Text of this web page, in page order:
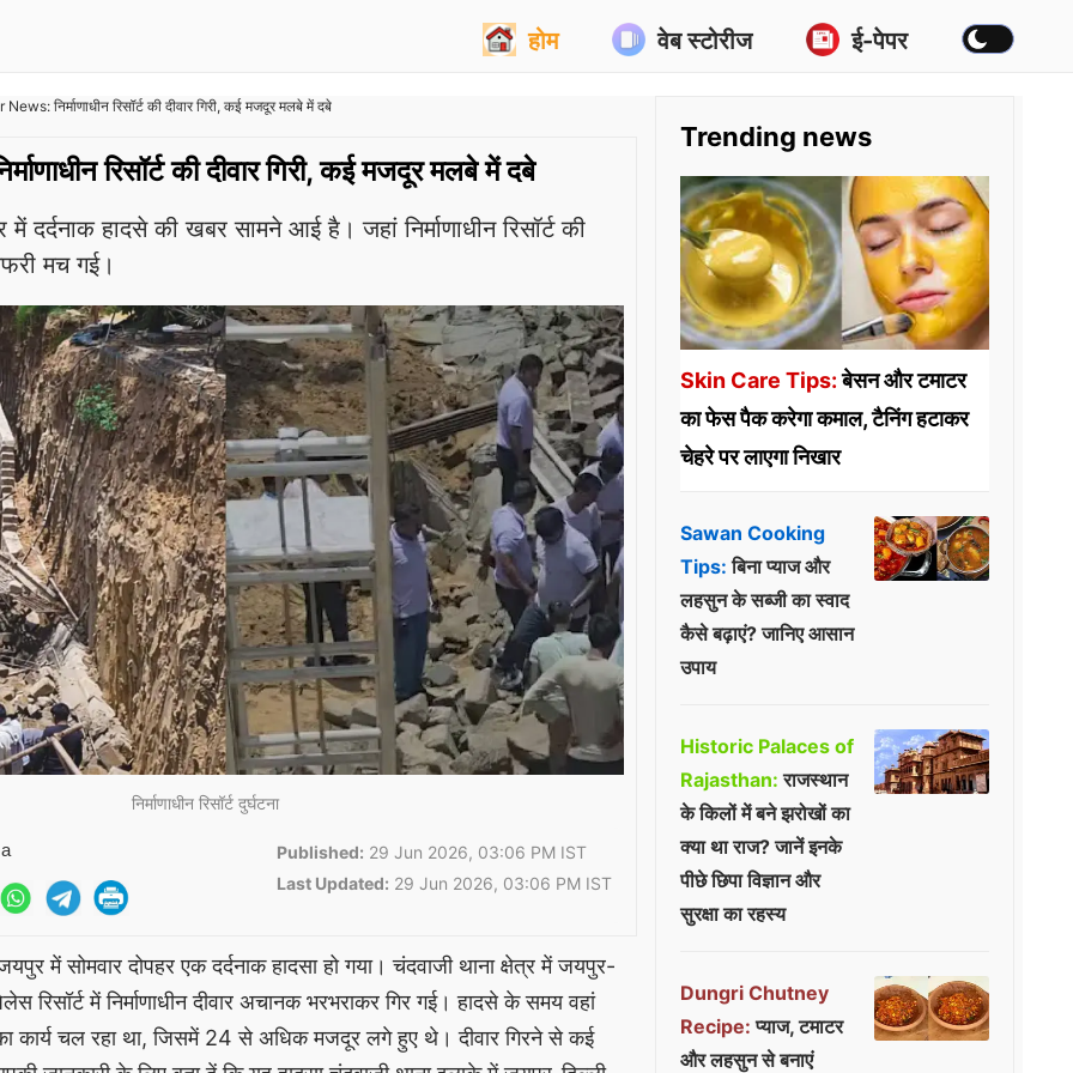
होम वेब स्टोरीज ई-पेपर
निर्माणाधीन रिसॉर्ट की दीवार गिरी, कई मजदूर मलबे में दबे
रिसॉर्ट की दीवार गिरी, कई मजदूर मलबे में दबे
हादसे की खबर सामने आई है। जहां निर्माणाधीन रिसॉर्ट की
मच गई।
निर्माणाधीन रिसॉर्ट दुर्घटना
Published: 29 Jun 2026, 03:06 PM IST
Last Updated: 29 Jun 2026, 03:06 PM IST
में सोमवार दोपहर एक दर्दनाक हादसा हो गया। चंदवाजी थाना क्षेत्र में जयपुर-
रिसॉर्ट में निर्माणाधीन दीवार अचानक भरभराकर गिर गई। हादसे के समय वहां
कार्य चल रहा था, जिसमें 24 से अधिक मजदूर लगे हुए थे। दीवार गिरने से कई
Trending news
Skin Care Tips:बेसन और टमाटर
का फेस पैक करेगा कमाल, टैनिंग हटाकर
चेहरे पर लाएगा निखार
Sawan Cooking
Tips: बिना प्याज और
लहसुन के सब्जी का स्वाद
कैसे बढ़ाएं? जानिए आसान
उपाय
Historic Palaces of
Rajasthan: राजस्थान
के किलों में बने झरोखों का
क्या था राज? जानें इनके
पीछे छिपा विज्ञान और
सुरक्षा का रहस्य
Dungri Chutney
Recipe: प्याज, टमाटर
और लहसुन से बनाएं